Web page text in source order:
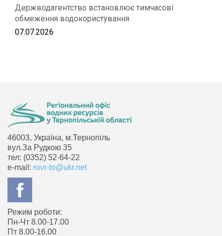
Держводагентство встановлює тимчасові
обмеження водокористування
07.07.2026
46003, Україна, м.Тернопіль
вул.За Рудкою 35
тел: (0352) 52-64-22
e-mail: rovr-to@ukr.net
Режим роботи:
Пн-Чт 8.00-17.00
Пт 8.00-16.00